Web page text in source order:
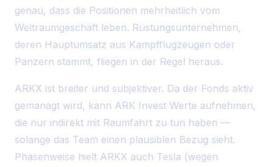
genau, dass die Positionen mehrheitlich vom
Weltraumgeschäft leben. Rüstungsunternehmen,
deren Hauptumsatz aus Kampfflugzeugen oder
Panzern stammt, fliegen in der Regel heraus.
ARKX ist breiter und subjektiver. Da der Fonds aktiv
gemanagt wird, kann ARK Invest Werte aufnehmen,
die nur indirekt mit Raumfahrt zu tun haben —
solange das Team einen plausiblen Bezug sieht.
Phasenweise hielt ARKX auch Tesla (wegen